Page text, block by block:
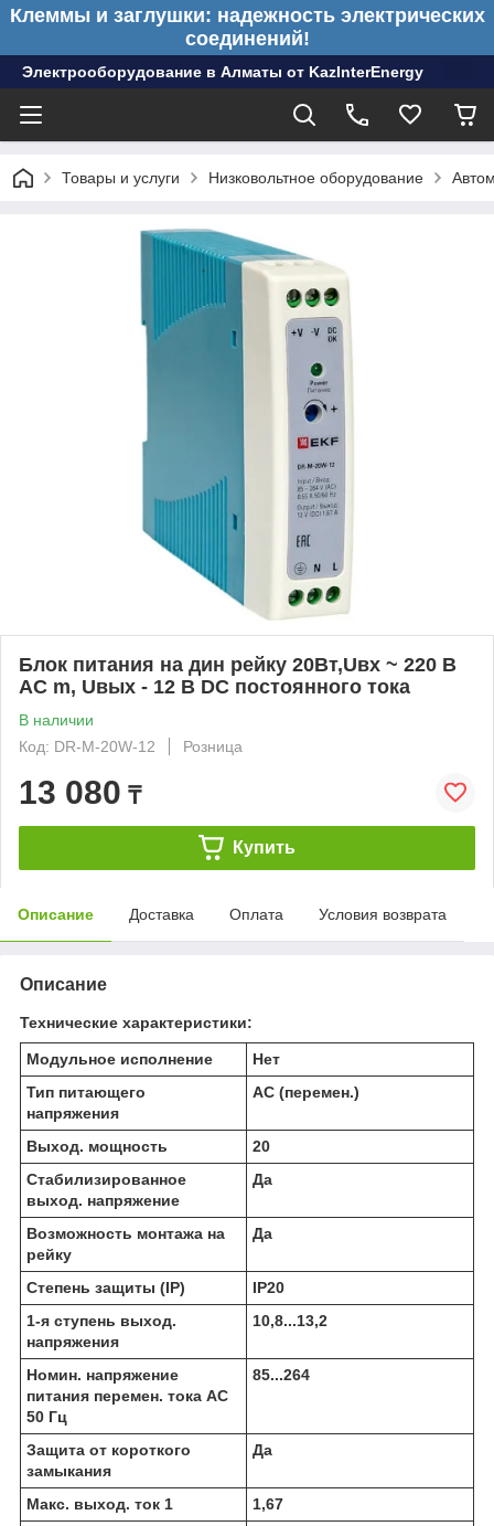
Клеммы и заглушки: надежность электрических
соединений!
Электрооборудование в Алматы от KazInterEnergy
Товары и услуги Низковольтное оборудование
Блок питания на дин рейку 20Вт,Uвх ~ 220 В
AC m, Uвых - 12 В DC постоянного тока
В наличии
Код: DR-M-20W-12
Розница
13 080 ₸
Купить
Описание Доставка Оплата Условия возврата
Описание
Технические характеристики:
Модульное исполнение
Нет
Тип питающего
напряжения
AC (перемен.)
Выход. мощность
20
Стабилизированное
выход. напряжение
Да
Возможность монтажа на
рейку
Да
Степень защиты (IP)
IP20
1-я ступень выход.
напряжения
10,8...13,2
Номин. напряжение
питания перемен. тока AC
50 Гц
85...264
Защита от короткого
замыкания
Да
Макс. выход. ток 1
1,67